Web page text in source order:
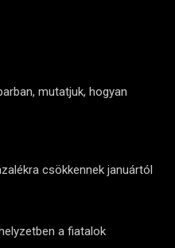
mutatjuk, hogyan
csökkennek januártól
a fiatalok